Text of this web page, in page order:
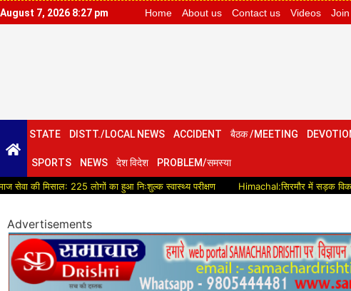
August 7, 2026 8:27 pm Home About us Contact us Videos
STATE DISTT./LOCAL NEWS ACCIDENT बैठक /MEETING
SPORTS NEWS देश विदेश PROBLEM/समस्या
225 लोगों का हुआ निःशुल्क स्वास्थ्य परीक्षण Himachal:सिरमौर में सड़क विकास को
Advertisements